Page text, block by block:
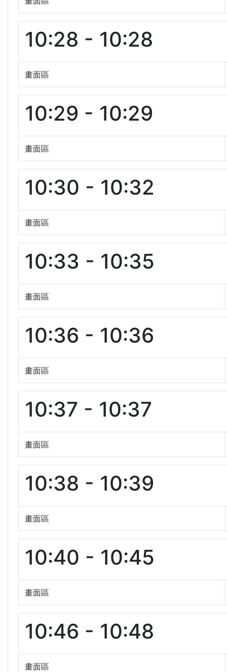
10:28 - 10:28
畫面區
10:29 - 10:29
畫面區
10:30 - 10:32
畫面區
10:33 - 10:35
畫面區
10:36 - 10:36
畫面區
10:37 - 10:37
畫面區
10:38 - 10:39
畫面區
10:40 - 10:45
畫面區
10:46 - 10:48
畫面區